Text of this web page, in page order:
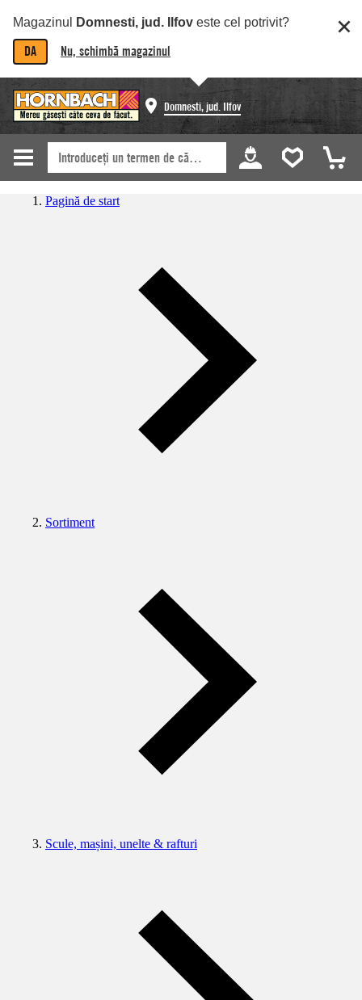
Magazinul Domnesti, jud. Ilfov este cel potrivit?
DA Nu, schimbă magazinul
Domnesti, jud. Ilfov
Pagină de start
Sortiment
Scule, mașini, unelte & rafturi